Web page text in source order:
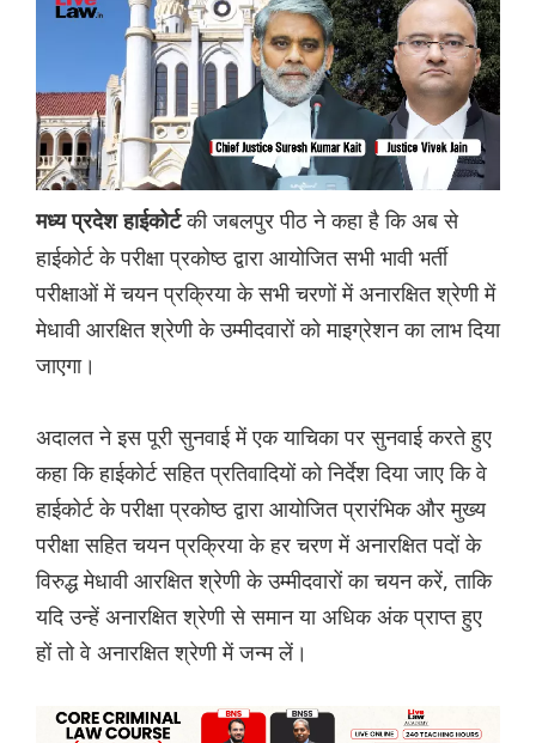
मध्य प्रदेश हाईकोर्टकी जबलपुर पीठ ने कहा है कि अब से
हाईकोर्ट के परीक्षा प्रकोष्ठ द्वारा आयोजित सभी भावी भर्ती
परीक्षाओं में चयन प्रक्रिया के सभी चरणों में अनारक्षित श्रेणी में
मेधावी आरक्षित श्रेणी के उम्मीदवारों को माइग्रेशन का लाभ दिया
जाएगा।
अदालत ने इस पूरी सुनवाई में एक याचिका पर सुनवाई करते हुए
कहा कि हाईकोर्ट सहित प्रतिवादियों को निर्देश दिया जाए कि वे
हाईकोर्ट के परीक्षा प्रकोष्ठ द्वारा आयोजित प्रारंभिक और मुख्य
परीक्षा सहित चयन प्रक्रिया के हर चरण में अनारक्षित पदों के
विरुद्ध मेधावी आरक्षित श्रेणी के उम्मीदवारों का चयन करें, ताकि
यदि उन्हें अनारक्षित श्रेणी से समान या अधिक अंक प्राप्त हुए
हों तो वे अनारक्षित श्रेणी में जन्म लें।